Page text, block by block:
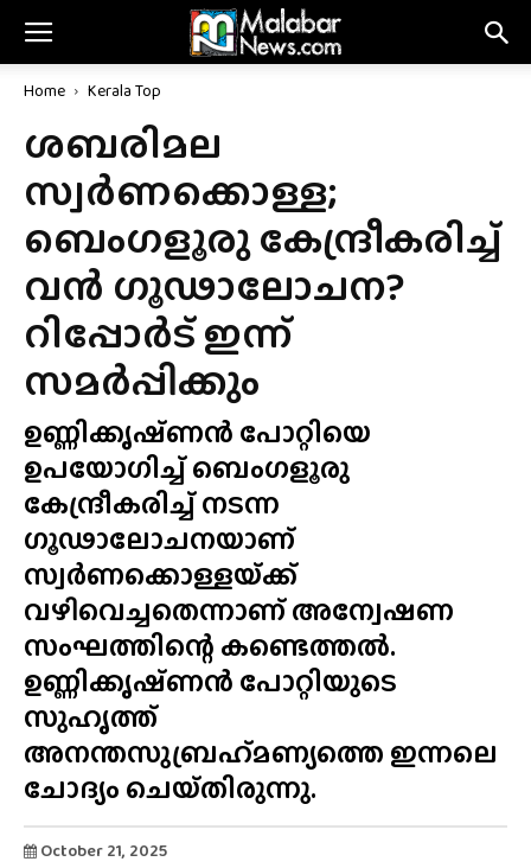
Home Kerala Top
ശബരിമല
സ്വർണക്കൊള്ള;
ബെംഗളൂരു കേന്ദ്രീകരിച്ച്
വൻ ഗൂഢാലോചന?
റിപ്പോർട് ഇന്ന്
സമർപ്പിക്കും
ഉണ്ണിക്കൃഷ്‌ണൻ പോറ്റിയെ
ഉപയോഗിച്ച് ബെംഗളൂരു
കേന്ദ്രീകരിച്ച് നടന്ന
ഗൂഢാലോചനയാണ്
സ്വർണക്കൊള്ളയ്‌ക്ക്
വഴിവെച്ചതെന്നാണ് അന്വേഷണ
സംഘത്തിന്റെ കണ്ടെത്തൽ.
ഉണ്ണിക്കൃഷ്‌ണൻ പോറ്റിയുടെ
സുഹൃത്ത്
അനന്തസുബ്രഹ്‌മണ്യത്തെ ഇന്നലെ
ചോദ്യം ചെയ്‌തിരുന്നു.
October 21, 2025